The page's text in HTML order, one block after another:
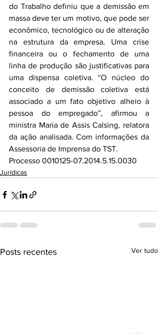
do Trabalho definiu que a demissão em
massa deve ter um motivo, que pode ser
econômico, tecnológico ou de alteração
na estrutura da empresa. Uma crise
financeira ou o fechamento de uma
linha de produção são justificativas para
uma dispensa coletiva. “O núcleo do
conceito de demissão coletiva está
associado a um fato objetivo alheio à
pessoa do empregado”, afirmou a
ministra Maria de Assis Calsing, relatora
da ação analisada. Com informações da
Assessoria de Imprensa do TST.
Processo 0010125-07.2014.5.15.0030
Jurídicas
Posts recentes Ver tudo